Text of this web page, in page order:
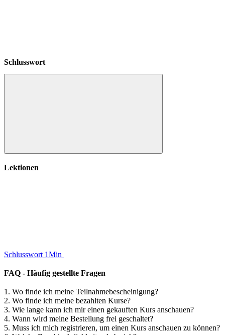
Schlusswort
Schlusswort
Lektionen
Schlusswort 1Min
FAQ - Häufig gestellte Fragen
1. Wo finde ich meine Teilnahmebescheinigung?
2. Wo finde ich meine bezahlten Kurse?
3. Wie lange kann ich mir einen gekauften Kurs anschauen?
4. Wann wird meine Bestellung frei geschaltet?
5. Muss ich mich registrieren, um einen Kurs anschauen zu können?